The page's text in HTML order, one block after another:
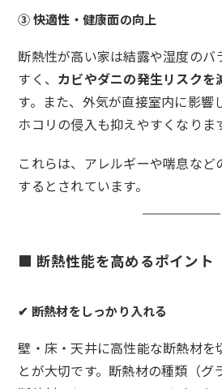
③ 快適性・健康面の向上
断熱性が高い家は結露や湿度のバ
すく、 カビやダニの発生リスクを
す。また、外気が直接室内に影響
ホコリの侵入も抑えやすくなりま
これらは、アレルギーや喘息な
するとされています。
■ 断熱性能を高めるポイント
✔ 断熱材をしっかり入れる
壁・床・天井に高性能な断熱材を
とが大切です。断熱材の種類（グ